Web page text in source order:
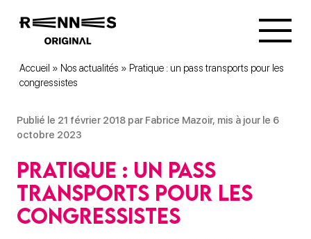
Accueil » Nos actualités » Pratique : un pass transports pour les
congressistes
Publié le 21 février 2018 par Fabrice Mazoir, mis à jour le 6
octobre 2023
Pratique : un pass
transports pour les
congressistes